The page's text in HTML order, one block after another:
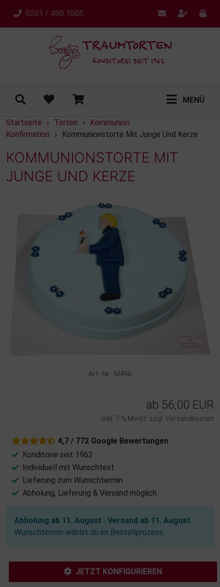
0201 / 490 1005
MENÜ
Startseite › Torten ›
Kommunion
Konfirmation
› Kommunionstorte Mit Junge Und Kerze
KOMMUNIONSTORTE MIT
JUNGE UND KERZE
Art.-Nr.: M496
ab 56,00 EUR
inkl. 7 % MwSt. zzgl. Versandkosten
4,7 / 772 Google Bewertungen
Konditorei seit 1962
Individuell mit Wunschtext
Lieferung zum Wunschtermin
Abholung, Lieferung & Versand möglich
Abholung ab 11. August · Versand ab 11. August
Wunschtermin wählst du im Bestellprozess.
JETZT KONFIGURIEREN